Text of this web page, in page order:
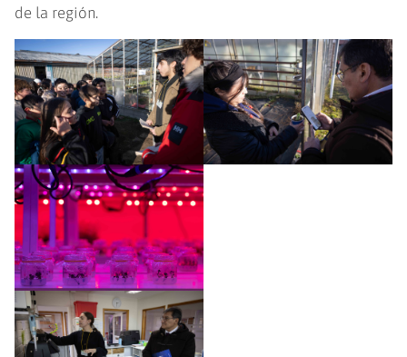
de la región.